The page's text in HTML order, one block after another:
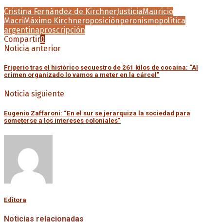
Cristina Fernández de KirchnerJusticiaMauricio
MacriMáximo Kirchneroposiciónperonismopolítica
argentinaproscripción
Compartir0
Noticia anterior
Frigerio tras el histórico secuestro de 261 kilos de cocaína: “Al
crimen organizado lo vamos a meter en la cárcel”
Noticia siguiente
Eugenio Zaffaroni: “En el sur se jerarquiza la sociedad para
someterse a los intereses coloniales”
Editora
Noticias relacionadas